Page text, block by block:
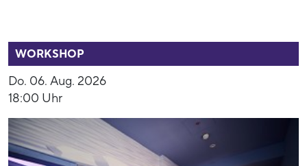
WORKSHOP
Do. 06. Aug. 2026
18:00 Uhr